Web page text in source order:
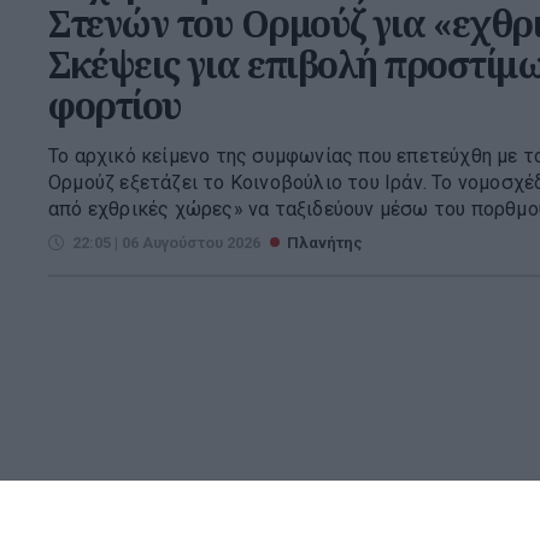
Στενών του Ορμούζ για
Σκέψεις για επιβολή
φορτίου
Το αρχικό κείμενο της συμφωνίας που επετεύχθη με
Ορμούζ εξετάζει το Κοινοβούλιο του Ιράν. Το
από εχθρικές χώρες» να ταξιδεύουν μέσω του
22:05 | 06 Αυγούστου 2026 Πλανήτης